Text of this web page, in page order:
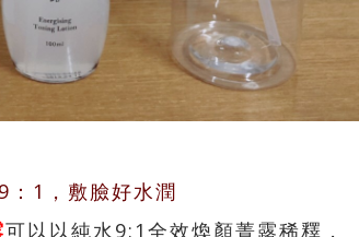
：1，敷臉好水潤
可以以純水9:1全效煥顏菁露稀釋，